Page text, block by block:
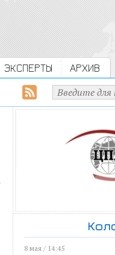
ЭКСПЕРТЫ АРХИВ
8 мая / 14:45